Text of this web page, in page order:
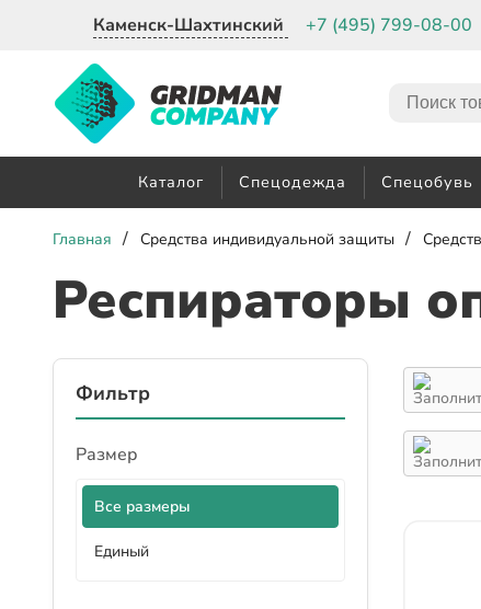
Каменск-Шахтинский +7 (495) 799-08-00
Каталог Спецодежда Спецобувь
Главная / Средства индивидуальной защиты /
Респираторы
Фильтр
Размер
Все размеры
Единый